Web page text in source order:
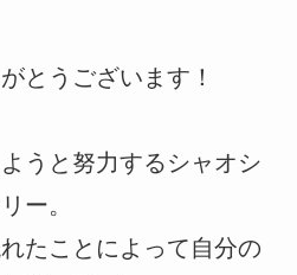
とうございます！
うと努力するシャオシ
ー。
たことによって自分の